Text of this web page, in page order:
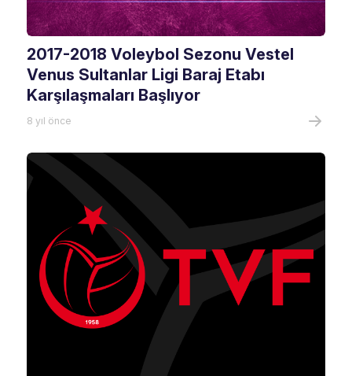
2017-2018 Voleybol Sezonu Vestel
Venus Sultanlar Ligi Baraj Etabı
Karşılaşmaları Başlıyor
8 yıl önce